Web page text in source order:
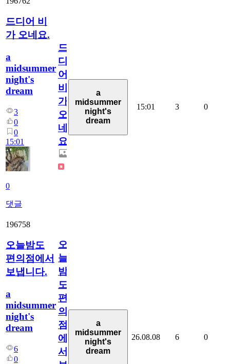
드디어 비
가 오네요.
a
midsummer
night's
dream
3
0
0
15:01
0
댓글
드
디
어
비
가
오
네
요.
a
midsummer
night's
dream
15:01 3 0
196758
오늘밤도
편의점에서
보냅니다.
a
midsummer
night's
dream
6
0
오
늘
밤
도
편
의
점
에
서
a
midsummer
night's
dream
26.08.08 6 0